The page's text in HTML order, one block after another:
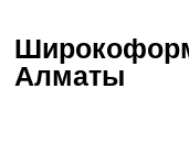
Алматы